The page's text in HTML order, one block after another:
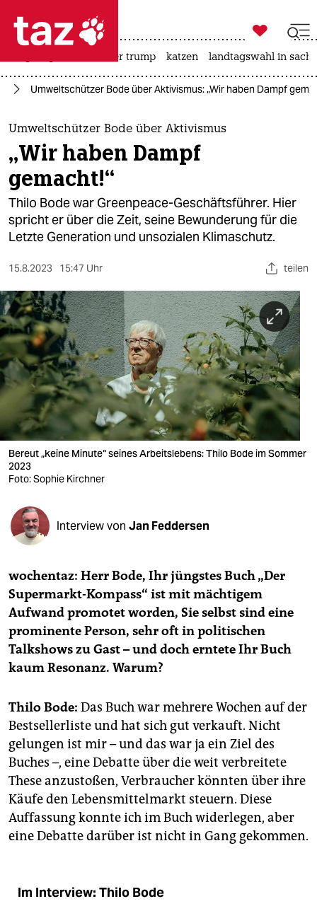
 taz zahl ich
taz zahl ich
themen
politik
öko
gesellschaft
sport
berlin
nord
wahrheit
verlag
verlag
veranstaltungen
fragen & hilfe
abo
genossenschaft
epaper login

taz zahl ich
usa unter trump katzen landtagswahl in
Umweltschützer Bode über Aktivismus: „Wir haben Dampf
Umweltschützer Bode über Aktivismus
„Wir haben Dampf
gemacht!“
Thilo Bode war Greenpeace-Geschäftsführer. Hier
spricht er über die Zeit, seine Bewunderung für die
Letzte Generation und unsozialen Klimaschutz.
15.8.2023 15:47 Uhr teilen
Bereut „keine Minute“ seines Arbeitslebens: Thilo Bode im Sommer
2023
Foto: Sophie Kirchner
Interview von Jan Feddersen
wochentaz: Herr Bode, Ihr jüngstes Buch „Der
Supermarkt-Kompass“ ist mit mächtigem
Aufwand promotet worden, Sie selbst sind eine
prominente Person, sehr oft in politischen
Talkshows zu Gast – und doch erntete Ihr Buch
kaum Resonanz. Warum?
Thilo Bode: Das Buch war mehrere Wochen auf der
Bestsellerliste und hat sich gut verkauft. Nicht
gelungen ist mir – und das war ja ein Ziel des
Buches –, eine Debatte über die weit verbreitete
These anzustoßen, Verbraucher könnten über ihre
Käufe den Lebensmittelmarkt steuern. Diese
Auffassung konnte ich im Buch widerlegen, aber
eine Debatte darüber ist nicht in Gang gekommen.
Im Interview: Thilo Bode